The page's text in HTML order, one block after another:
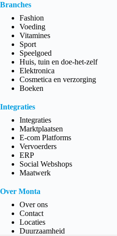
Branches
Fashion
Voeding
Vitamines
Sport
Speelgoed
Huis, tuin en doe-het-zelf
Elektronica
Cosmetica en verzorging
Boeken
Integraties
Integraties
Marktplaatsen
E-com Platforms
Vervoerders
ERP
Social Webshops
Maatwerk
Over Monta
Over ons
Contact
Locaties
Duurzaamheid